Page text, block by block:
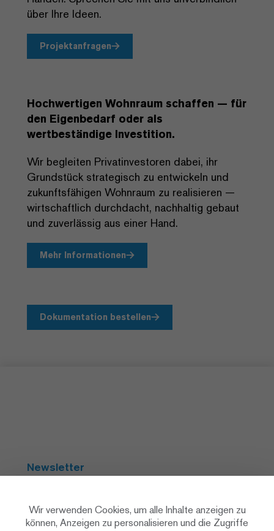
über Ihre Ideen.
Projektanfragen
Hochwertigen Wohnraum schaffen — für
den Eigenbedarf oder als
wertbeständige Investition.
Wir begleiten Privatinvestoren dabei, ihr
Grundstück strategisch zu entwickeln und
zukunftsfähigen Wohnraum zu realisieren —
wirtschaftlich durchdacht, nachhaltig gebaut
und zuverlässig aus einer Hand.
Mehr Informationen
Dokumentation bestellen
Newsletter
Wir verwenden Cookies, um alle Inhalte anzeigen zu
können, Anzeigen zu personalisieren und die Zugriffe